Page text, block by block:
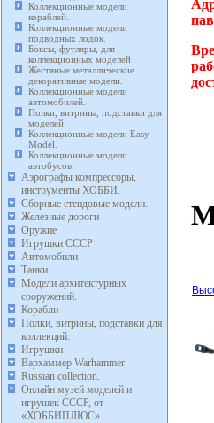
Коллекционные модели
кораблей.
Коллекционные модели
подводных лодок.
Боксы, футляры, для
коллекционных моделей
Жестяные металлические
декоративные модели.
Коллекционные модели
автомобилей.
Полки, витрины, подставки для
моделей.
Коллекционные модели Easy
Model.
Коллекционные модели
автобусов.
Аэрографы компрессоры,
инструменты ХОББИ.
Сборные стендовые модели.
Железные дороги
Оружие
Игрушки СССР
Автомобили
Танки
Модели архитектурных
сооружений.
Корабли
Полки, витрины, подставки для
коллекций.
Игрушки
Вархаммер Warhammer
Russian collection.
Онлайн музей моделей и
игрушек СССР, от
«ХОББИПЛЮС»